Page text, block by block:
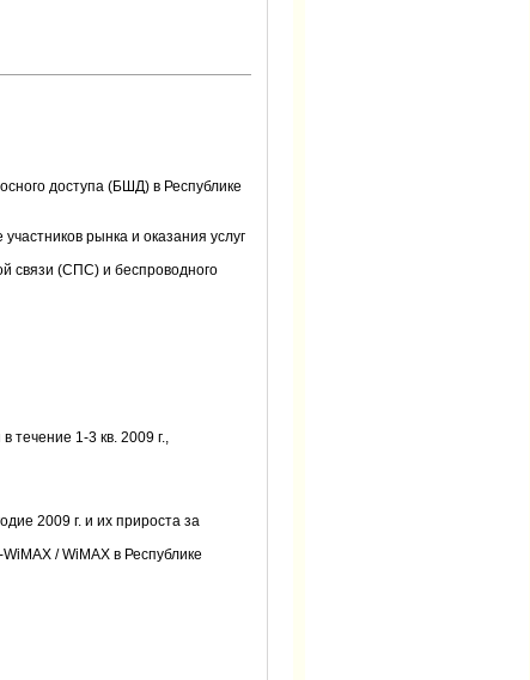
доступа (БШД) в Республике
рынка и оказания услуг
связи (СПС) и беспроводного
течение 1-3 кв. 2009 г.,
2009 г. и их прироста за
/ WiMAX в Республике